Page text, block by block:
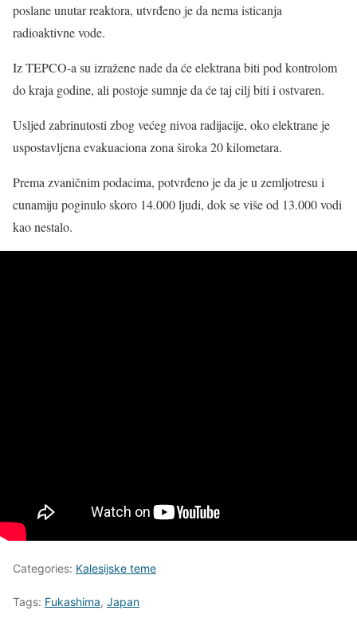
poslane unutar reaktora, utvrđeno je da nema isticanja
radioaktivne vode.
Iz TEPCO-a su izražene nade da će elektrana biti pod kontrolom
do kraja godine, ali postoje sumnje da će taj cilj biti i ostvaren.
Usljed zabrinutosti zbog većeg nivoa radijacije, oko elektrane je
uspostavljena evakuaciona zona široka 20 kilometara.
Prema zvaničnim podacima, potvrđeno je da je u zemljotresu i
cunamiju poginulo skoro 14.000 ljudi, dok se više od 13.000 vodi
kao nestalo.
Categories: Kalesijske teme
Tags: Fukashima, Japan